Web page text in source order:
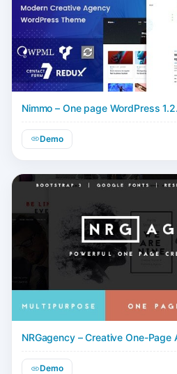
Nimmo – One page WordPress
Demo
NRGagency – Creative One-Page
Demo